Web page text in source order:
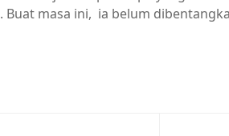
masa ini, ia belum